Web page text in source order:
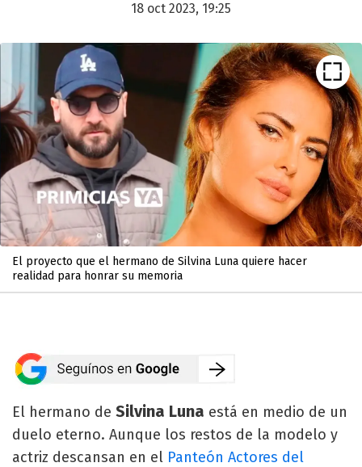
18 oct 2023, 19:25
El proyecto que el hermano de Silvina Luna quiere hacer
realidad para honrar su memoria
El hermano de Silvina Luna está en medio de un
duelo eterno. Aunque los restos de la modelo y
actriz descansan en el Panteón Actores del